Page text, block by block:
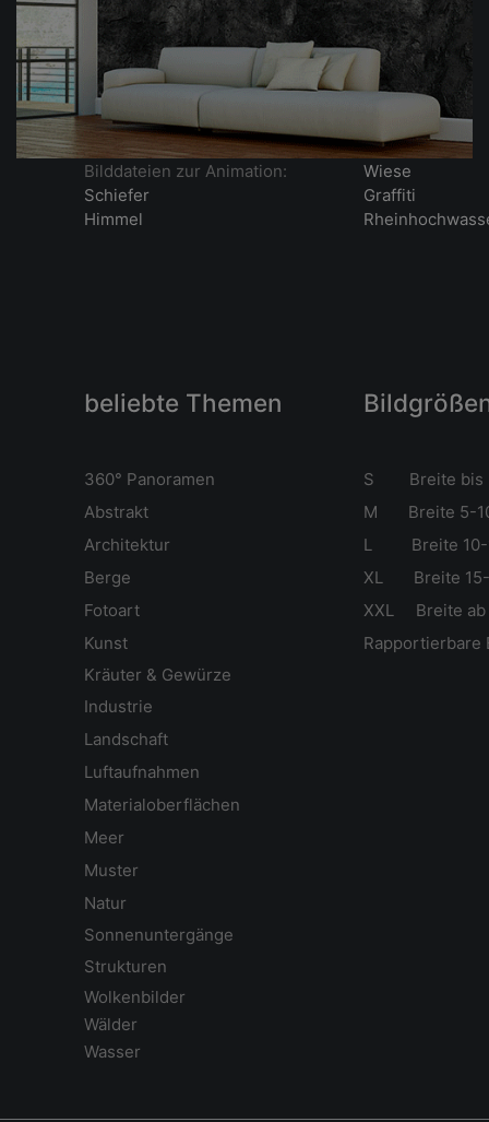
Bilddateien zur Animation:
Schiefer
Himmel
Wiese
Graffiti
beliebte Themen
360° Panoramen
S Breite bis
Abstrakt
M Breite 5-
Architektur
L Breite 10-
Berge
XL Breite 15-
Fotoart
XXL Breite ab
Kunst
Rapportierbare
Kräuter & Gewürze
Industrie
Landschaft
Luftaufnahmen
Materialoberflächen
Meer
Muster
Natur
Sonnenuntergänge
Strukturen
Wolkenbilder
Wälder
Wasser